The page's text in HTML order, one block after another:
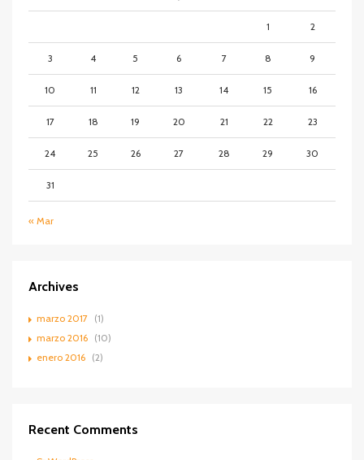
1 2
3 4 5 6 7 8 9
10 11 12 13 14 15 16
17 18 19 20 21 22 23
24 25 26 27 28 29 30
31
« Mar
Archives
marzo 2017 (1)
marzo 2016 (10)
enero 2016 (2)
Recent Comments